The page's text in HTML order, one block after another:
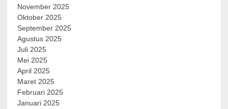
November 2025
Oktober 2025
September 2025
Agustus 2025
Juli 2025
Mei 2025
April 2025
Maret 2025
Februari 2025
Januari 2025